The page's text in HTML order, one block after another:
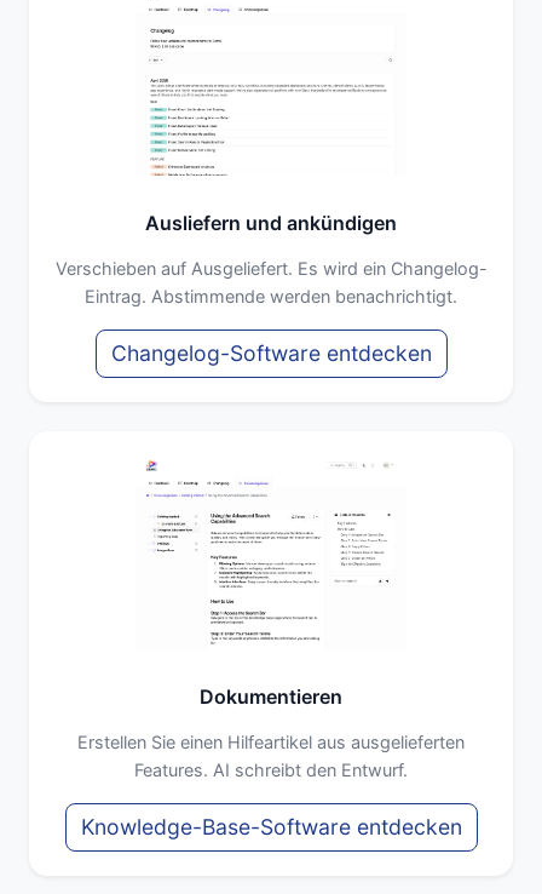
Ausliefern und ankündigen
Verschieben auf Ausgeliefert. Es wird ein Changelog-
Eintrag. Abstimmende werden benachrichtigt.
Changelog-Software entdecken
Dokumentieren
Erstellen Sie einen Hilfeartikel aus ausgelieferten
Features. AI schreibt den Entwurf.
Knowledge-Base-Software entdecken